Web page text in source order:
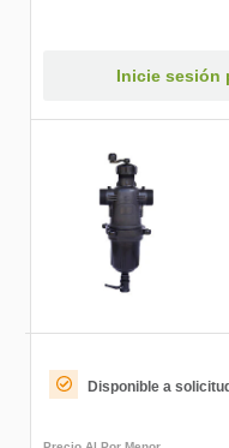
Inicie sesión
Disponible a solicitud